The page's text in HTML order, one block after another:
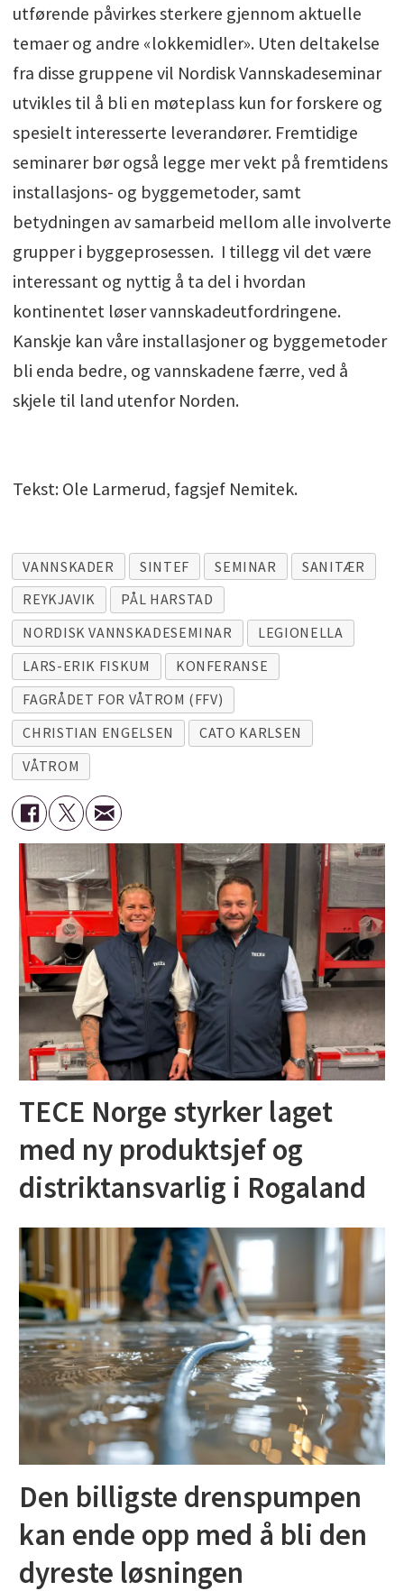
utførende påvirkes sterkere gjennom aktuelle
temaer og andre «lokkemidler». Uten deltakelse
fra disse gruppene vil Nordisk Vannskadeseminar
utvikles til å bli en møteplass kun for forskere og
spesielt interesserte leverandører. Fremtidige
seminarer bør også legge mer vekt på fremtidens
installasjons- og byggemetoder, samt
betydningen av samarbeid mellom alle involverte
grupper i byggeprosessen. I tillegg vil det være
interessant og nyttig å ta del i hvordan
kontinentet løser vannskadeutfordringene.
Kanskje kan våre installasjoner og byggemetoder
bli enda bedre, og vannskadene færre, ved å
skjele til land utenfor Norden.
Tekst: Ole Larmerud, fagsjef Nemitek.
VANNSKADER SINTEF SEMINAR
SANITÆR
REYKJAVIK
PÅL HARSTAD
NORDISK VANNSKADESEMINAR
LEGIONELLA
LARS-ERIK FISKUM
KONFERANSE
FAGRÅDET FOR VÅTROM (FFV)
CHRISTIAN ENGELSEN
CATO KARLSEN
VÅTROM
TECE Norge styrker laget
med ny produktsjef og
distriktansvarlig i Rogaland
Den billigste drenspumpen
kan ende opp med å bli den
dyreste løsningen